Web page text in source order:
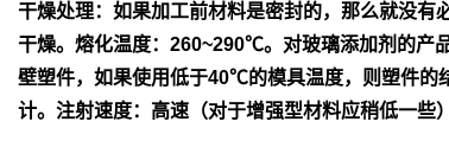
干燥处理：如果加工前材料是密封的，那么就没有
干燥。 熔化温度：260~290℃。对玻璃添加剂的产
壁塑件，如果使用低于40℃的模具温度，则塑件的
计。 注射速度：高速（对于增强型材料应稍低一些